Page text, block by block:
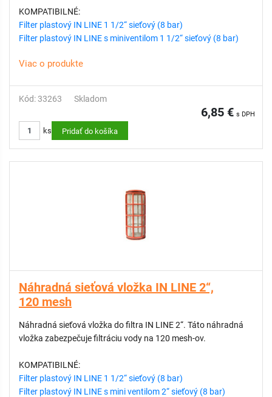
KOMPATIBILNÉ:
Filter plastový IN LINE 1 1/2“ sieťový (8 bar)
Filter plastový IN LINE s miniventilom 1 1/2“ sieťový (8 bar)
Viac o produkte
Kód: 33263 Skladom
6,85 € s DPH
ks Pridať do košíka
Náhradná sieťová vložka IN LINE 2“,
120 mesh
Náhradná sieťová vložka do filtra IN LINE 2“. Táto náhradná
vložka zabezpečuje filtráciu vody na 120 mesh-ov.
KOMPATIBILNÉ:
Filter plastový IN LINE 1 1/2“ sieťový (8 bar)
Filter plastový IN LINE s mini ventilom 2“ sieťový (8 bar)